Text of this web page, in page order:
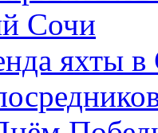
Сочи
яхты в